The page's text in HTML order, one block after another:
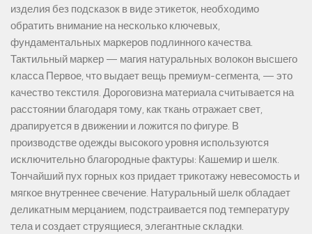
изделия без подсказок в виде этикеток, необходимо
обратить внимание на несколько ключевых,
фундаментальных маркеров подлинного качества.
Тактильный маркер — магия натуральных волокон высшего
класса Первое, что выдает вещь премиум-сегмента, — это
качество текстиля. Дороговизна материала считывается на
расстоянии благодаря тому, как ткань отражает свет,
драпируется в движении и ложится по фигуре. В
производстве одежды высокого уровня используются
исключительно благородные фактуры: Кашемир и шелк.
Тончайший пух горных коз придает трикотажу невесомость и
мягкое внутреннее свечение. Натуральный шелк обладает
деликатным мерцанием, подстраивается под температуру
тела и создает струящиеся, элегантные складки.